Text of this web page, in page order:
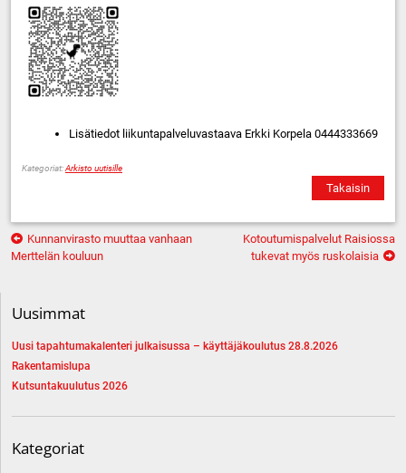
Lisätiedot liikuntapalveluvastaava Erkki Korpela 0444333669
Kategoriat:Arkisto uutisille
Takaisin
Artikkelien
selaus
Kunnanvirasto muuttaa vanhaan
Merttelän kouluun
Kotoutumispalvelut Raisiossa
tukevat myös ruskolaisia
Uusimmat
Uusi tapahtumakalenteri julkaisussa – käyttäjäkoulutus 28.8.2026
Rakentamislupa
Kutsuntakuulutus 2026
Kategoriat